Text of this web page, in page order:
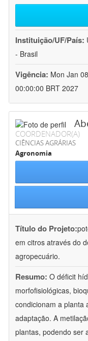
Instituição/UF/País:
- Brasil
Vigência: Mon Jan
00:00:00 BRT 2027
COORDENADOR(A)
CIÊNCIAS AGRÁRIAS
Agronomia
Título do Projeto:
em citros através do
agropecuário.
Resumo: O déficit
morfofisiológicas,
condicionam a planta
adaptação. A
plantas, podendo ser